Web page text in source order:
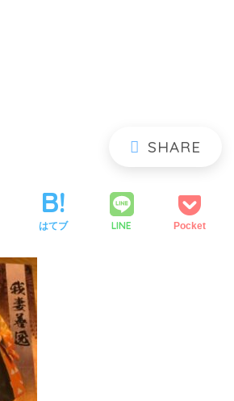
はてブ LINE Pocket